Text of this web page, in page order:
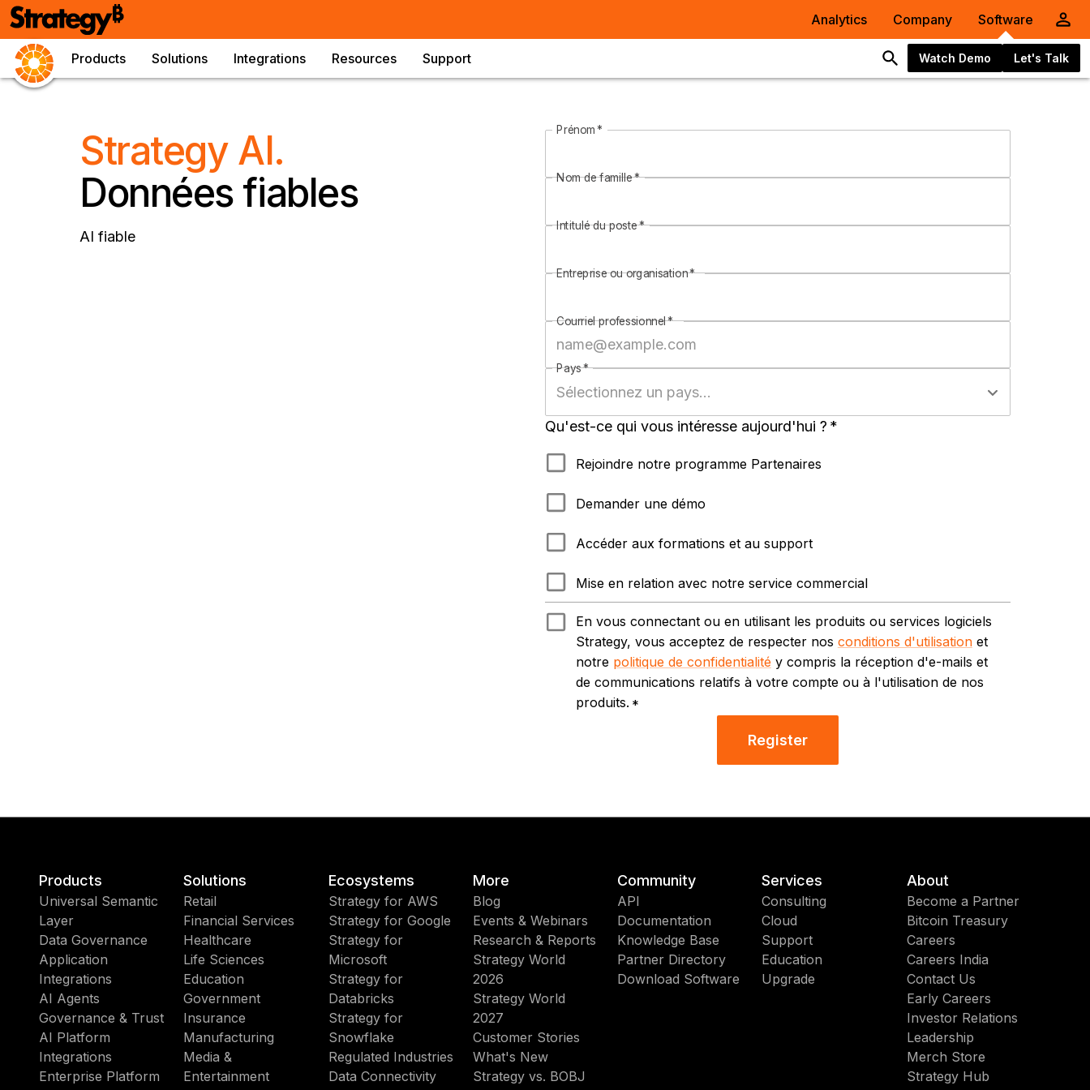
Analytics Company Software
Products Solutions Integrations Resources Support Watch Demo Let's Talk
Strategy AI.
Données fiables
AI fiable
Prénom *
Nom de famille*
Intitulé du poste*
Entreprise ou organisation*
Courriel professionnel*
Pays*
Qu'est-ce qui vous intéresse aujourd'hui ? *
Rejoindre notre programme Partenaires
Demander une démo
Accéder aux formations et au support
Mise en relation avec notre service commercial
En vous connectant ou en utilisant les produits ou services logiciels
Strategy, vous acceptez de respecter nos conditions d'utilisationet
notre politique de confidentialité y compris la réception d'e-mails et
de communications relatifs à votre compte ou à l'utilisation de nos
produits. *
Register
Products
Universal Semantic
Layer
Data Governance
Application
Integrations
AI Agents
Governance & Trust
AI Platform
Integrations
Enterprise Platform
Solutions
Retail
Financial Services
Healthcare
Life Sciences
Education
Government
Insurance
Manufacturing
Media &
Entertainment
Ecosystems
Strategy for AWS
Strategy for Google
Strategy for
Microsoft
Strategy for
Databricks
Strategy for
Snowflake
Regulated Industries
Data Connectivity
More
Blog
Events & Webinars
Research & Reports
Strategy World
2026
Strategy World
2027
Customer Stories
What's New
Strategy vs. BOBJ
Community
API
Documentation
Knowledge Base
Partner Directory
Download Software
Services
Consulting
Cloud
Support
Education
Upgrade
About
Become a Partner
Bitcoin Treasury
Careers
Careers India
Contact Us
Early Careers
Investor Relations
Leadership
Merch Store
Strategy Hub